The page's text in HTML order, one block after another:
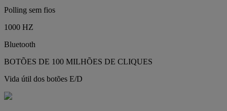
Polling sem fios
1000 HZ
Bluetooth
BOTÕES DE 100 MILHÕES DE CLIQUES
Vida útil dos botões E/D